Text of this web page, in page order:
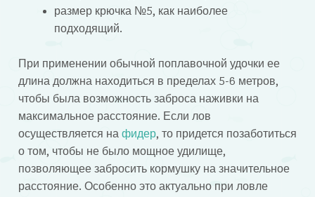
размер крючка №5, как наиболее
подходящий.
При применении обычной поплавочной удочки ее
длина должна находиться в пределах 5-6 метров,
чтобы была возможность заброса наживки на
максимальное расстояние. Если лов
осуществляется на фидер, то придется позаботиться
о том, чтобы не было мощное удилище,
позволяющее забросить кормушку на значительное
расстояние. Особенно это актуально при ловле